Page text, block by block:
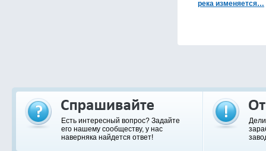
река изменяется…
Есть интересный вопрос? Задайте
его нашему сообществу, у нас
наверняка найдется ответ!